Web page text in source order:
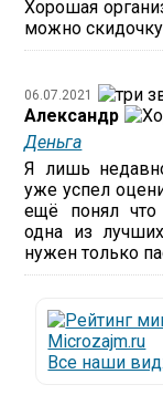
Хорошая
можно
06.07.2021
Александр
Деньга
Я лишь
уже успел
ещё понял что
одна из
нужен только
Все наши